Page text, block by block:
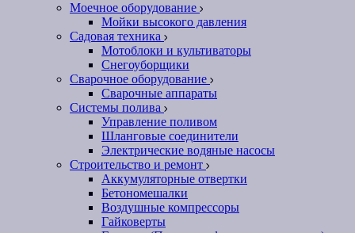
Моечное оборудование
Мойки высокого давления
Садовая техника
Мотоблоки и культиваторы
Снегоуборщики
Сварочное оборудование
Сварочные аппараты
Системы полива
Управление поливом
Шланговые соединители
Электрические водяные насосы
Строительство и ремонт
Аккумуляторные отвертки
Бетономешалки
Воздушные компрессоры
Гайковерты